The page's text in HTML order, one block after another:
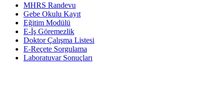
MHRS Randevu
Gebe Okulu Kayıt
Eğitim Modülü
E-İş Göremezlik
Doktor Çalışma Listesi
E-Reçete Sorgulama
Laboratuvar Sonuçları